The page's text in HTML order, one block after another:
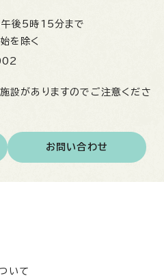
後5時15分まで
を除く
設がありますのでご注意くださ
お問い合わせ
いて